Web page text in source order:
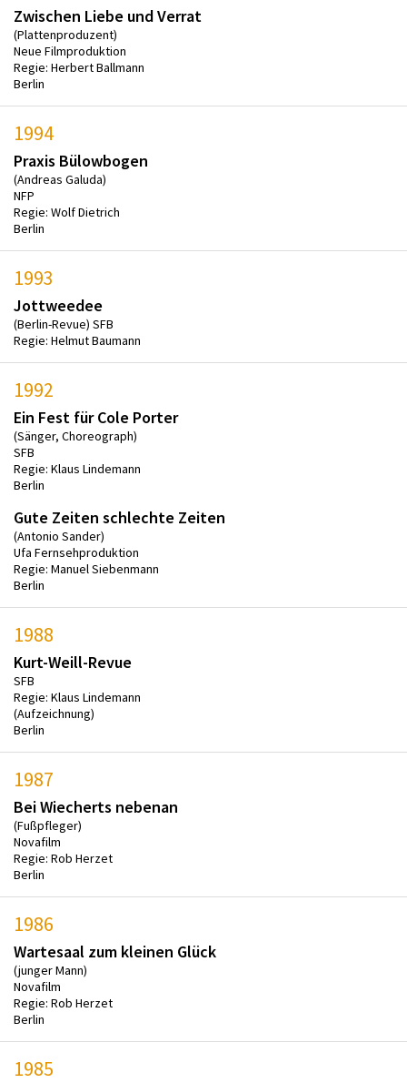
Zwischen Liebe und Verrat
(Plattenproduzent)
Neue Filmproduktion
Regie: Herbert Ballmann
Berlin
1994
Praxis Bülowbogen
(Andreas Galuda)
NFP
Regie: Wolf Dietrich
Berlin
1993
Jottweedee
(Berlin-Revue) SFB
Regie: Helmut Baumann
1992
Ein Fest für Cole Porter
(Sänger, Choreograph)
SFB
Regie: Klaus Lindemann
Berlin
Gute Zeiten schlechte Zeiten
(Antonio Sander)
Ufa Fernsehproduktion
Regie: Manuel Siebenmann
Berlin
1988
Kurt-Weill-Revue
SFB
Regie: Klaus Lindemann
(Aufzeichnung)
Berlin
1987
Bei Wiecherts nebenan
(Fußpfleger)
Novafilm
Regie: Rob Herzet
Berlin
1986
Wartesaal zum kleinen Glück
(junger Mann)
Novafilm
Regie: Rob Herzet
Berlin
1985